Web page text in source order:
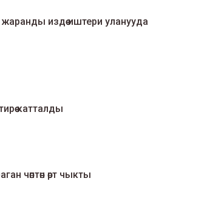
издөө иштери уланууда
катталды
чөптөн өрт чыкты